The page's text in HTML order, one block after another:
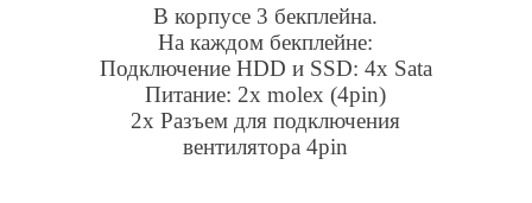
В корпусе 3 бекплейна.
На каждом бекплейне:
Подключение HDD и SSD: 4x Sata
Питание: 2x molex (4pin)
2x Разъем для подключения
вентилятора 4pin